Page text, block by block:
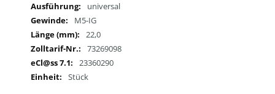
universal
M5-IG
22,0
73269098
23360290
Stück